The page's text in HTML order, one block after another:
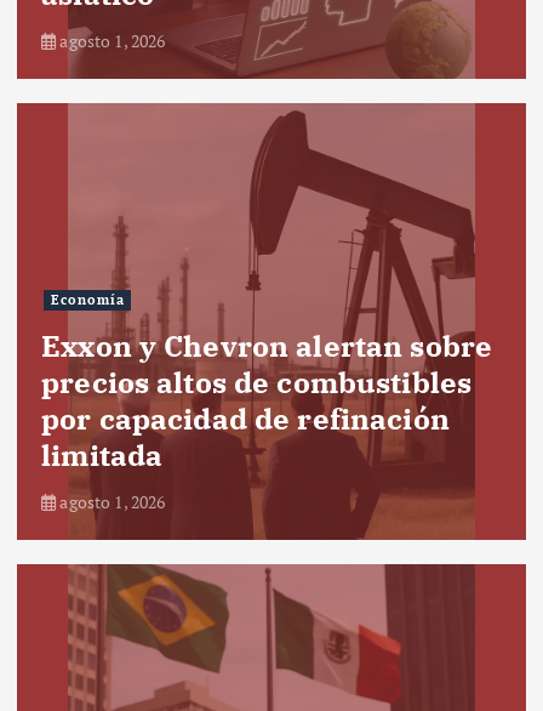
agosto 1, 2026
Economía
Exxon y Chevron alertan sobre
precios altos de combustibles
por capacidad de refinación
limitada
agosto 1, 2026